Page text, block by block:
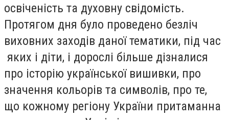
освіченість та духовну свідомість.
Протягом дня було проведено безліч
виховних заходів даної тематики, під час
яких і діти, і дорослі більше дізналися
про історію української вишивки, про
значення кольорів та символів, про те,
що кожному регіону України притаманна